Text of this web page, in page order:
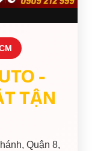
-
TẬN
Quận 8,